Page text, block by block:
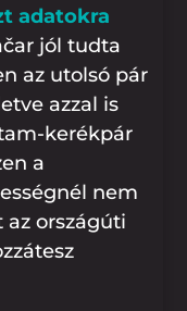
adatokra
jól tudta
az utolsó pár
azzal is
kerékpár
a
nem
országúti